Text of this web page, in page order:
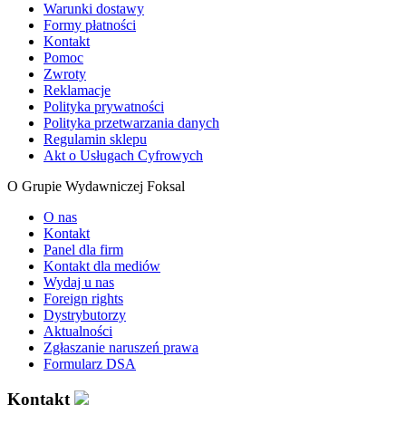
Warunki dostawy
Formy płatności
Kontakt
Pomoc
Zwroty
Reklamacje
Polityka prywatności
Polityka przetwarzania danych
Regulamin sklepu
Akt o Usługach Cyfrowych
O Grupie Wydawniczej Foksal
O nas
Kontakt
Panel dla firm
Kontakt dla mediów
Wydaj u nas
Foreign rights
Dystrybutorzy
Aktualności
Zgłaszanie naruszeń prawa
Formularz DSA
Kontakt